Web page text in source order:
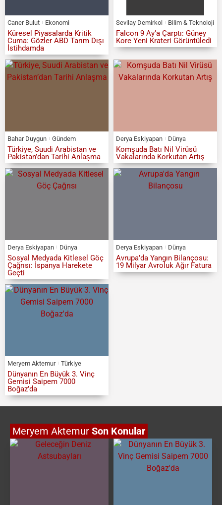
Caner Bulut Ekonomi
Küresel Piyasalarda Kritik
Cuma: Gözler ABD Tarım Dışı
İstihdamda
Sevilay Demirkol Bilim & Teknoloji
Falcon 9 Ay’a Çarptı: Güney
Kore Yeni Krateri Görüntüledi
Bahar Duygun Gündem
Türkiye, Suudi Arabistan ve
Pakistan’dan Tarihi Anlaşma
Derya Eskiyapan Dünya
Komşuda Batı Nil Virüsü
Vakalarında Korkutan Artış
Derya Eskiyapan Dünya
Sosyal Medyada Kitlesel Göç
Çağrısı: İspanya Harekete
Geçti
Derya Eskiyapan Dünya
Avrupa’da Yangın Bilançosu:
19 Milyar Avroluk Ağır Fatura
Meryem Aktemur Türkiye
Dünyanın En Büyük 3. Vinç
Gemisi Saipem 7000
Boğaz’da
Meryem Aktemur Son Konular